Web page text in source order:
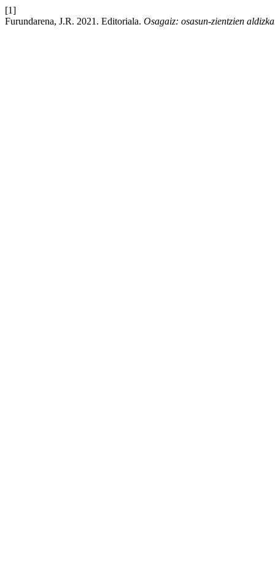
[1]
Furundarena, J.R. 2021. Editoriala. Osagaiz: osasun-zientzien